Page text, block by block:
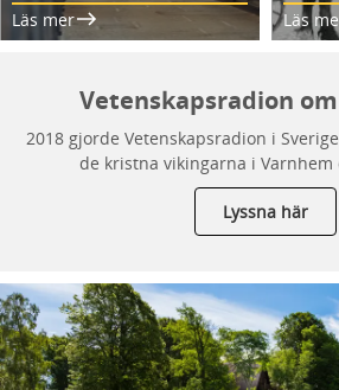
Läs mer Läs
Vetenskapsradion
2018 gjorde Vetenskapsradion i
de kristna vikingarna i Varnhem
Lyssna här